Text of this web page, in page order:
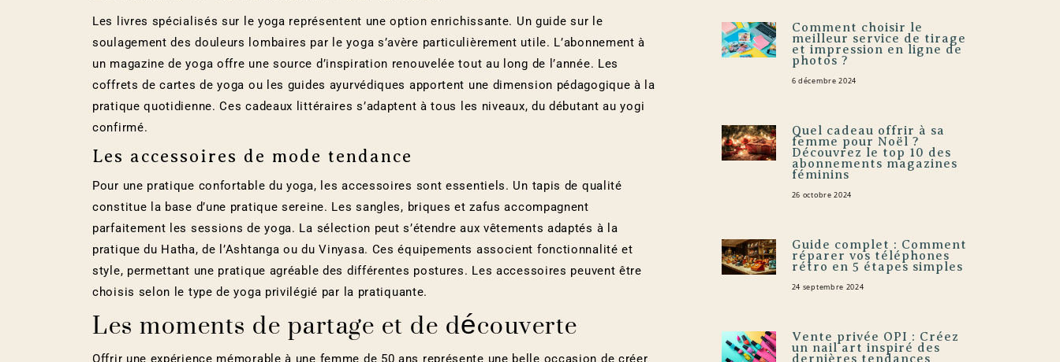
Les livres spécialisés sur le yoga représentent une option enrichissante. Un guide sur le
soulagement des douleurs lombaires par le yoga s’avère particulièrement utile. L’abonnement à
un magazine de yoga offre une source d’inspiration renouvelée tout au long de l’année. Les
coffrets de cartes de yoga ou les guides ayurvédiques apportent une dimension pédagogique à la
pratique quotidienne. Ces cadeaux littéraires s’adaptent à tous les niveaux, du débutant au yogi
confirmé.
Les accessoires de mode tendance
Pour une pratique confortable du yoga, les accessoires sont essentiels. Un tapis de qualité
constitue la base d’une pratique sereine. Les sangles, briques et zafus accompagnent
parfaitement les sessions de yoga. La sélection peut s’étendre aux vêtements adaptés à la
pratique du Hatha, de l’Ashtanga ou du Vinyasa. Ces équipements associent fonctionnalité et
style, permettant une pratique agréable des différentes postures. Les accessoires peuvent être
choisis selon le type de yoga privilégié par la pratiquante.
Les moments de partage et de découverte
Comment choisir le
meilleur service de tirage
et impression en ligne de
photos ?
6 décembre 2024
Quel cadeau offrir à sa
femme pour Noël ?
Découvrez le top 10 des
abonnements magazines
féminins
26 octobre 2024
Guide complet : Comment
réparer vos téléphones
rétro en 5 étapes simples
24 septembre 2024
Vente privée OPI : Créez
un nail art inspiré des
dernières tendances